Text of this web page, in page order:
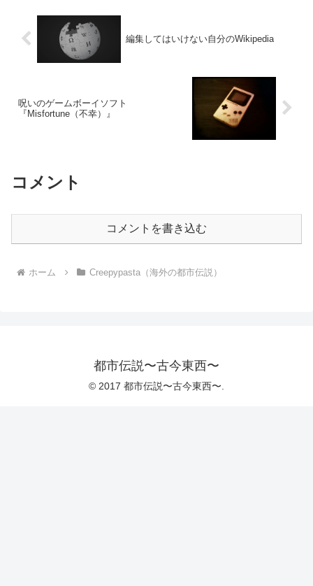
編集してはいけない自分のWikipedia
呪いのゲームボーイソフト
『Misfortune（不幸）』
コメント
コメントを書き込む
ホーム Creepypasta（海外の都市伝説）
都市伝説〜古今東西〜
© 2017 都市伝説〜古今東西〜.